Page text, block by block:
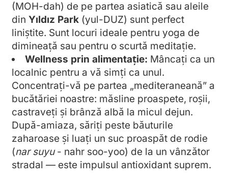
(MOH-dah) de pe partea asiatică sau aleile
din Yıldız Park (yul-DUZ) sunt perfect
liniștite. Sunt locuri ideale pentru yoga de
dimineață sau pentru o scurtă meditație.
Wellness prin alimentație: Mâncați ca un
localnic pentru a vă simți ca unul.
Concentrați-vă pe partea „mediteraneană” a
bucătăriei noastre: măsline proaspete, roșii,
castraveți și brânză albă la micul dejun.
După-amiaza, săriți peste băuturile
zaharoase și luați un suc proaspăt de rodie
(nar suyu- nahr soo-yoo) de la un vânzător
stradal — este impulsul antioxidant suprem.